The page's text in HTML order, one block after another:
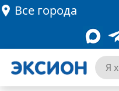
Все города